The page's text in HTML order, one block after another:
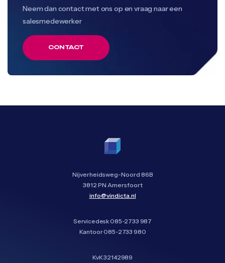
Neem dan contact met ons op en vraag naar een
salesmedewerker
CONTACT
CONTACT
Nijverheidsweg-Noord 86B
3812 PN Amersfoort
info@vindicta.nl
Servicedesk085-2733 987
Kantoor085-2733 980
KvK 32142989